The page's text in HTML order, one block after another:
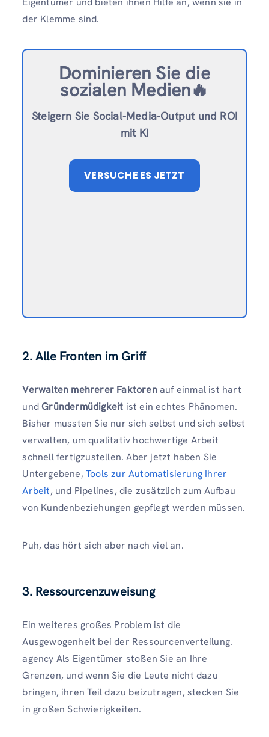
der Klemme sind.
Dominieren Sie die
sozialen Medien🔥
Steigern Sie Social-Media-Output und ROI
mit KI
VERSUCHE ES JETZT
2. Alle Fronten im Griff
Verwalten mehrerer Faktorenauf einmal ist hart
undGründermüdigkeit ist ein echtes Phänomen.
Bisher mussten Sie nur sich selbst und sich selbst
verwalten, um qualitativ hochwertige Arbeit
schnell fertigzustellen. Aber jetzt haben Sie
Untergebene, Tools zur Automatisierung Ihrer
Arbeit, und Pipelines, die zusätzlich zum Aufbau
von Kundenbeziehungen gepflegt werden müssen.
Puh, das hört sich aber nach viel an.
3. Ressourcenzuweisung
Ein weiteres großes Problem ist die
Ausgewogenheit bei der Ressourcenverteilung.
agency Als Eigentümer stoßen Sie an Ihre
Grenzen, und wenn Sie die Leute nicht dazu
bringen, ihren Teil dazu beizutragen, stecken Sie
in großen Schwierigkeiten.